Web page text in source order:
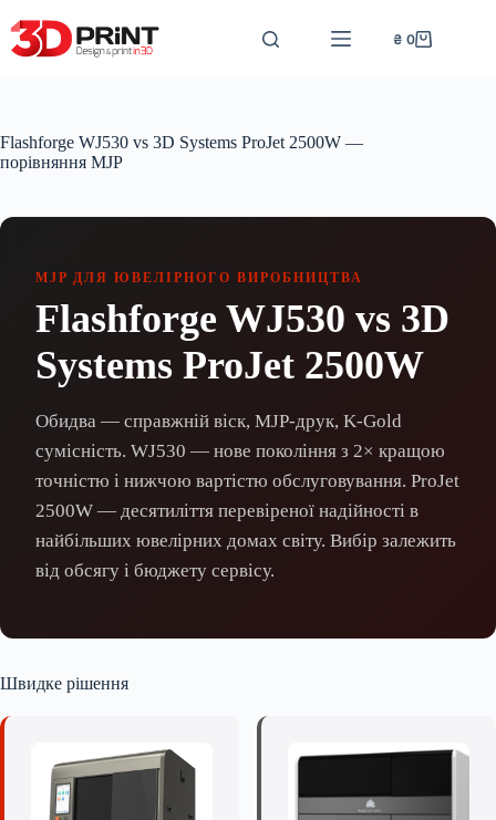
до
вмісту
Кошик
₴ 0
Flashforge WJ530 vs 3D Systems ProJet 2500W —
порівняння MJP
MJP ДЛЯ ЮВЕЛІРНОГО ВИРОБНИЦТВА
Flashforge WJ530 vs 3D
Systems ProJet 2500W
Обидва — справжній віск, MJP-друк, K-Gold
сумісність. WJ530 — нове покоління з 2× кращою
точністю і нижчою вартістю обслуговування. ProJet
2500W — десятиліття перевіреної надійності в
найбільших ювелірних домах світу. Вибір залежить
від обсягу і бюджету сервісу.
Швидке рішення